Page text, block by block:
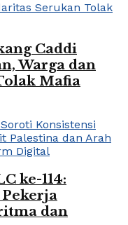
Caddi
Warga dan
Mafia
ke-114:
dan